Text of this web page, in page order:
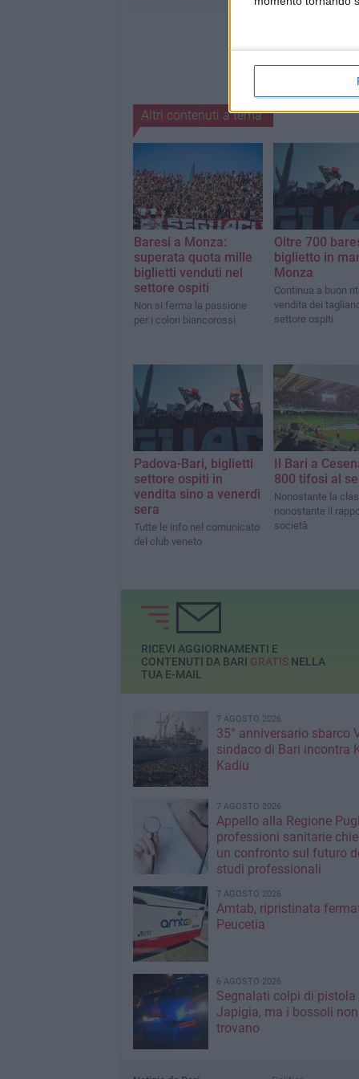
Altri contenuti a tema
Baresi a Monza:
superata quota mille
biglietti venduti nel
settore ospiti
Non si ferma la passione
per i colori biancorossi
Oltre 700
biglietto in
Monza
Continua a buon
vendita dei
settore ospiti
Padova-Bari, biglietti
settore ospiti in
vendita sino a venerdì
sera
Tutte le info nel comunicato
del club veneto
Il Bari a
800 tifosi al
Nonostante la
nonostante il
società
RICEVI AGGIORNAMENTI E
CONTENUTI DA BARI GRATISNELLA
TUA E-MAIL
7 AGOSTO 2026
35° anniversario sbarco
sindaco di Bari incontra
Kadiu
7 AGOSTO 2026
Appello alla Regione
professioni sanitarie
un confronto sul futuro
studi professionali
7 AGOSTO 2026
Amtab, ripristinata
Peucetia
6 AGOSTO 2026
Segnalati colpi di pistola
Japigia, ma i bossoli
trovano